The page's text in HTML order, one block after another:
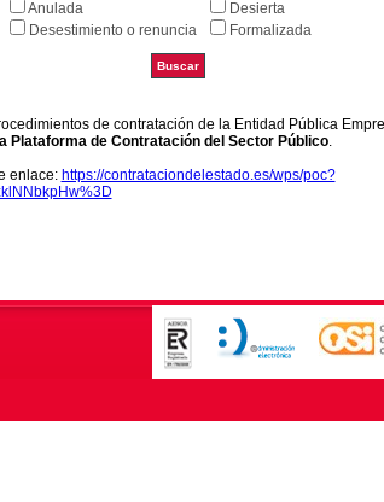
Anulada
Desierta
Desestimiento o renuncia
Formalizada
de contratación de la Entidad Pública
Plataforma de Contratación del Sector Público.
enlace: https://contrataciondelestado.es/wps/poc?